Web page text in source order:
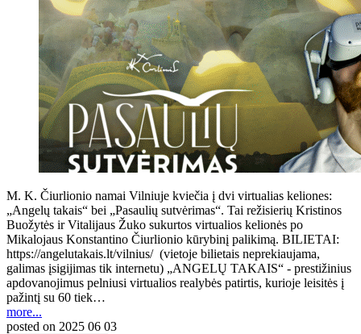
M. K. Čiurlionio namai Vilniuje kviečia į dvi virtualias keliones:
„Angelų takais“ bei „Pasaulių sutvėrimas“. Tai režisierių Kristinos
Buožytės ir Vitalijaus Žuko sukurtos virtualios kelionės po
Mikalojaus Konstantino Čiurlionio kūrybinį palikimą. BILIETAI:
https://angelutakais.lt/vilnius/ (vietoje bilietais neprekiaujama,
galimas įsigijimas tik internetu) „ANGELŲ TAKAIS“ - prestižinius
apdovanojimus pelniusi virtualios realybės patirtis, kurioje leisitės į
pažintį su 60 tiek…
more...
posted on 2025 06 03